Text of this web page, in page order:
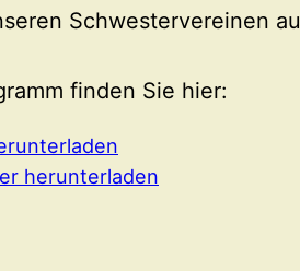
Schwestervereinen
finden Sie hier:
herunterladen